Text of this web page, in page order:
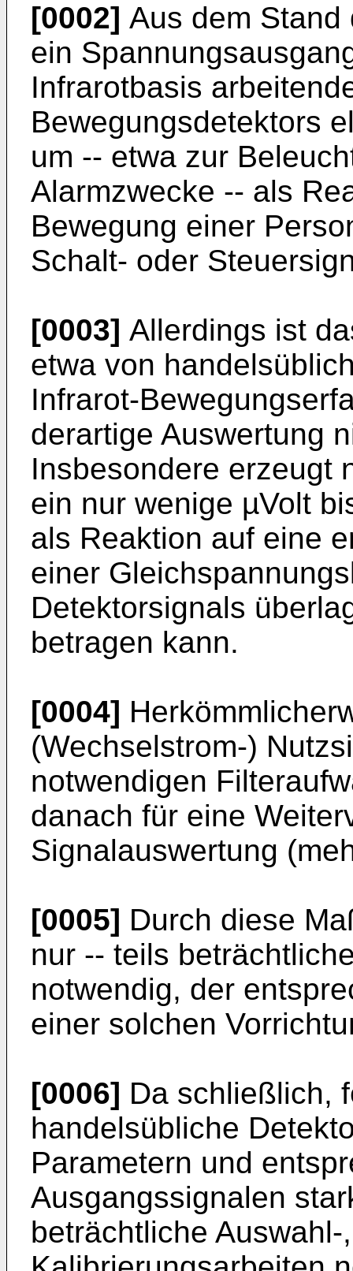
[0002] Aus dem Stand
ein
Infrarotbasis
Bewegungsdetektors
um -- etwa zur
Alarmzwecke -- als
Bewegung einer
Schalt- oder
[0003] Allerdings ist
etwa von
Infrarot-
derartige Auswertung
Insbesondere erzeugt
ein nur wenige µVolt
als Reaktion auf eine
einer
Detektorsignals
betragen kann.
[0004]
(Wechselstrom-)
notwendigen
danach für eine
Signalauswertung
[0005] Durch diese
nur -- teils
notwendig, der
einer solchen
[0006] Da schließlich,
handelsübliche
Parametern und
Ausgangssignalen
beträchtliche